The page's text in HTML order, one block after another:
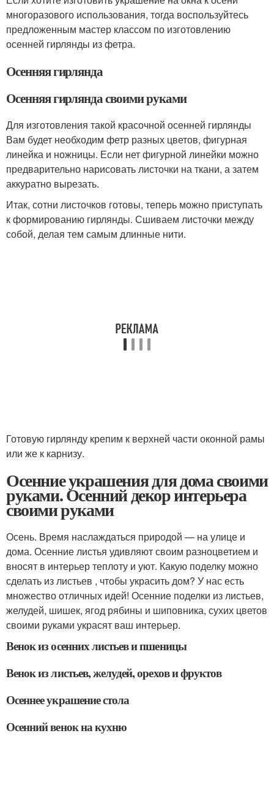
многоразового использования, тогда воспользуйтесь
предложенным мастер классом по изготовлению
осенней гирлянды из фетра.
Осенняя гирлянда
Осенняя гирлянда своими руками
Для изготовления такой красочной осенней гирлянды
Вам будет необходим фетр разных цветов, фигурная
линейка и ножницы. Если нет фигурной линейки можно
предварительно нарисовать листочки на ткани, а затем
аккуратно вырезать.
Итак, сотни листочков готовы, теперь можно приступать
к формированию гирлянды. Сшиваем листочки между
собой, делая тем самым длинные нити.
Готовую гирлянду крепим к верхней части оконной рамы
или же к карнизу.
Осенние украшения для дома своими
руками. Осенний декор интерьера
своими руками
Осень. Время наслаждаться природой — на улице и
дома. Осенние листья удивляют своим разноцветием и
вносят в интерьер теплоту и уют. Какую поделку можно
сделать из листьев , чтобы украсить дом? У нас есть
множество отличных идей! Осенние поделки из листьев,
желудей, шишек, ягод рябины и шиповника, сухих цветов
своими руками украсят ваш интерьер.
Венок из осенних листьев и пшеницы
Венок из листьев, желудей, орехов и фруктов
Осеннее украшение стола
Осенний венок на кухню